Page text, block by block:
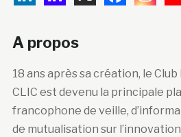
A propos
18 ans après sa création, le
CLIC est devenu la principale
francophone de veille,
de mutualisation sur